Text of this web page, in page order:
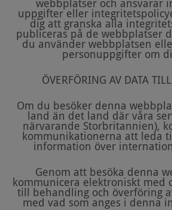
webbplatser och ansvarar
uppgifter eller
dig att granska alla
publiceras på de webbplatser
du använder webbplatsen
personuppgifter om
ÖVERFÖRING AV DATA
Om du besöker denna
land än det land där våra
närvarande Storbritannien),
kommunikationerna att leda
information över
Genom att besöka denna
kommunicera elektroniskt med
till behandling och överföring
med vad som anges i denna